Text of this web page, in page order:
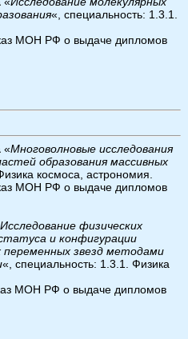
«, специальность: 1.3.1.
МОН РФ о выдаче дипломов
«Многоволновые исследования
образования массивных
космоса, астрономия.
МОН РФ о выдаче дипломов
Исследование физических
и конфигурации
звезд методами
«, специальность: 1.3.1. Физика
МОН РФ о выдаче дипломов